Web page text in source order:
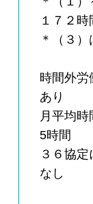
１７２時
＊（３
時間外労
あり
月平均時
5時間
３６協
なし